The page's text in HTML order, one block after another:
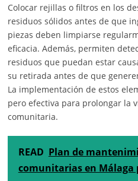
Colocar rejillas o filtros en los
residuos sólidos antes de que
piezas deben limpiarse
eficacia. Además, permiten
residuos que puedan estar
su retirada antes de que
La implementación de estos
pero efectiva para prolongar la
comunitaria.
READ Plan de
comunitarias en Málaga